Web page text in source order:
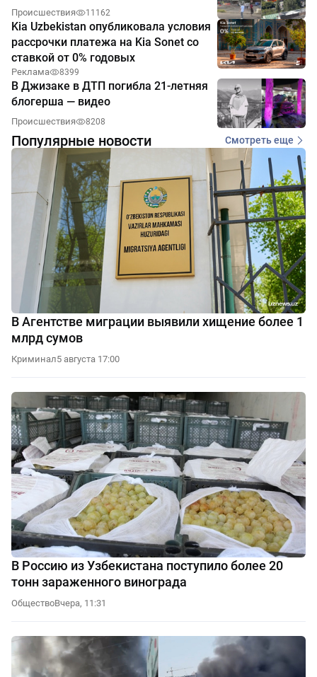
Происшествия 11162
Kia Uzbekistan опубликовала условия
рассрочки платежа на Kia Sonet со
ставкой от 0% годовых
Реклама 8399
В Джизаке в ДТП погибла 21-летняя
блогерша — видео
Происшествия 8208
Популярные новости Смотреть еще
В Агентстве миграции выявили хищение более 1
млрд сумов
Криминал5 августа 17:00
В Россию из Узбекистана поступило более 20
тонн зараженного винограда
ОбществоВчера, 11:31